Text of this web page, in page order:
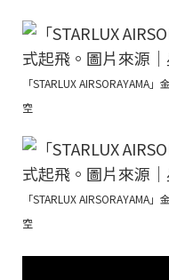
「STARLUX AIRSORAYAMA
空
「STARLUX AIRSORAYAMA
空